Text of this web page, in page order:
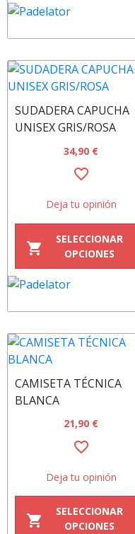
SUDADERA CAPUCHA
UNISEX GRIS/ROSA
34,90 €
favorite_border
Deja tu opinión
shopping_cart
SELECCIONAR
OPCIONES
CAMISETA TÉCNICA
BLANCA
21,90 €
favorite_border
Deja tu opinión
shopping_cart
SELECCIONAR
OPCIONES